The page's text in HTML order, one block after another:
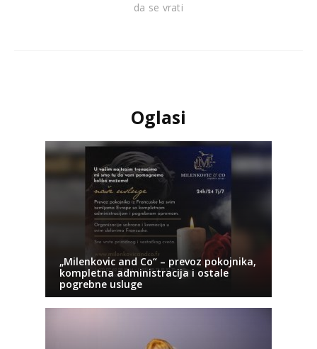
da se vrati
Oglasi
„Milenkovic and Co“ – prevoz pokojnika,
kompletna administracija i ostale
pogrebne usluge